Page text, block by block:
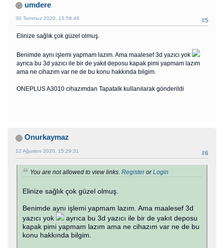
umdere
#5
30 Temmuz 2020, 15:58:46
Elinize sağlık çok güzel olmuş.
Benimde aynı işlemi yapmam lazım. Ama maalesef 3d yazıcı yok
ayrıca bu 3d yazıcı ile bir de yakıt deposu kapak pimi yapmam lazım
ama ne cihazım var ne de bu konu hakkında bilgim.
ONEPLUS A3010 cihazımdan Tapatalk kullanılarak gönderildi
Onurkaymaz
#6
12 Ağustos 2020, 15:29:31
You are not allowed to view links. RegisterorLogin
Elinize sağlık çok güzel olmuş.
Benimde aynı işlemi yapmam lazım. Ama maalesef 3d
yazıcı yok
ayrıca bu 3d yazıcı ile bir de yakıt deposu
kapak pimi yapmam lazım ama ne cihazım var ne de bu
konu hakkında bilgim.